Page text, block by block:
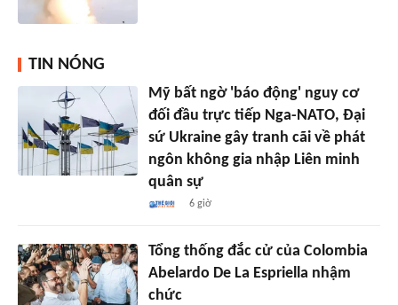
TIN NÓNG
Mỹ bất ngờ 'báo động' nguy cơ
đối đầu trực tiếp Nga-NATO, Đại
sứ Ukraine gây tranh cãi về phát
ngôn không gia nhập Liên minh
quân sự
6 giờ
Tổng thống đắc cử của Colombia
Abelardo De La Espriella nhậm
chức